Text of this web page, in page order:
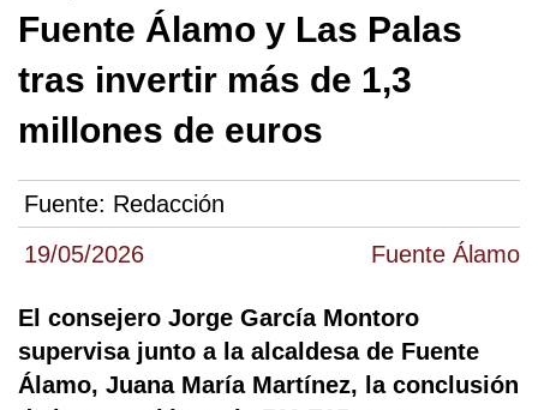
19/05/2026 Fuente Álamo
Fuente Álamo y Las Palas
tras invertir más de 1,3
millones de euros
Fuente: Redacción
El consejero Jorge García Montoro
supervisa junto a la alcaldesa de Fuente
Álamo, Juana María Martínez, la conclusión